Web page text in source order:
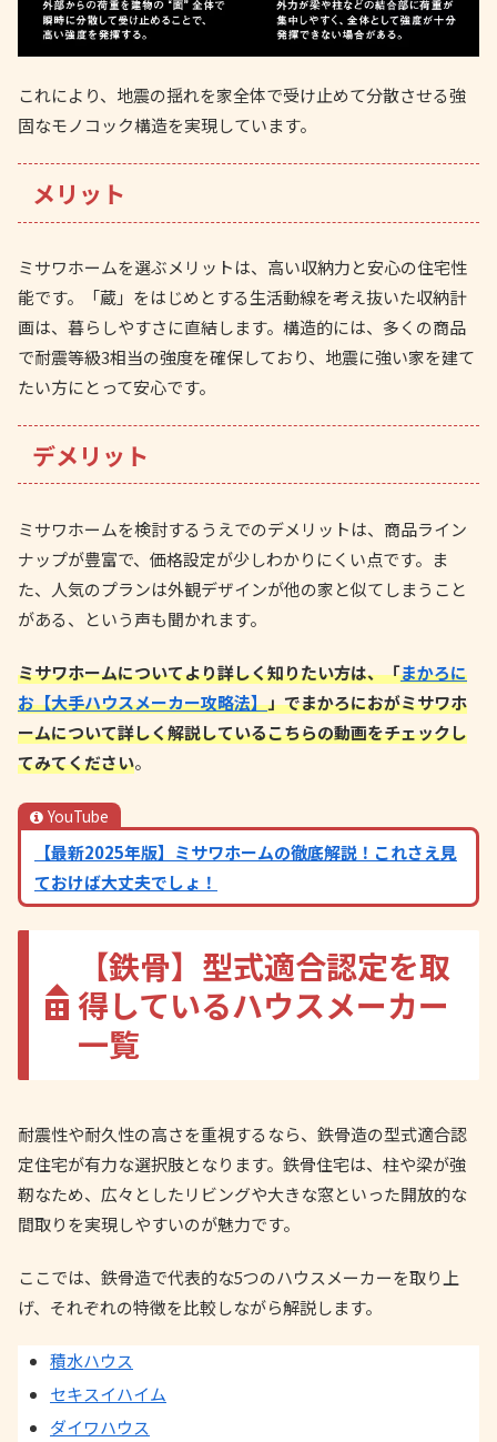
これにより、地震の揺れを家全体で受け止めて分散させる強
固なモノコック構造を実現しています。
メリット
ミサワホームを選ぶメリットは、高い収納力と安心の住宅性
能です。「蔵」をはじめとする生活動線を考え抜いた収納計
画は、暮らしやすさに直結します。構造的には、多くの商品
で耐震等級3相当の強度を確保しており、地震に強い家を建て
たい方にとって安心です。
デメリット
ミサワホームを検討するうえでのデメリットは、商品ライン
ナップが豊富で、価格設定が少しわかりにくい点です。ま
た、人気のプランは外観デザインが他の家と似てしまうこと
がある、という声も聞かれます。
ミサワホームについてより詳しく知りたい方は、「まかろに
お【大手ハウスメーカー攻略法】」でまかろにおがミサワホ
ームについて詳しく解説しているこちらの動画をチェックし
てみてください。
YouTube
【最新2025年版】ミサワホームの徹底解説！これさえ見
ておけば大丈夫でしょ！
【鉄骨】型式適合認定を取
得しているハウスメーカー
一覧
耐震性や耐久性の高さを重視するなら、鉄骨造の型式適合認
定住宅が有力な選択肢となります。鉄骨住宅は、柱や梁が強
靭なため、広々としたリビングや大きな窓といった開放的な
間取りを実現しやすいのが魅力です。
ここでは、鉄骨造で代表的な5つのハウスメーカーを取り上
げ、それぞれの特徴を比較しながら解説します。
積水ハウス
セキスイハイム
ダイワハウス